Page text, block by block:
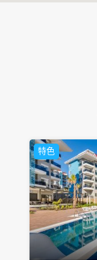
特色